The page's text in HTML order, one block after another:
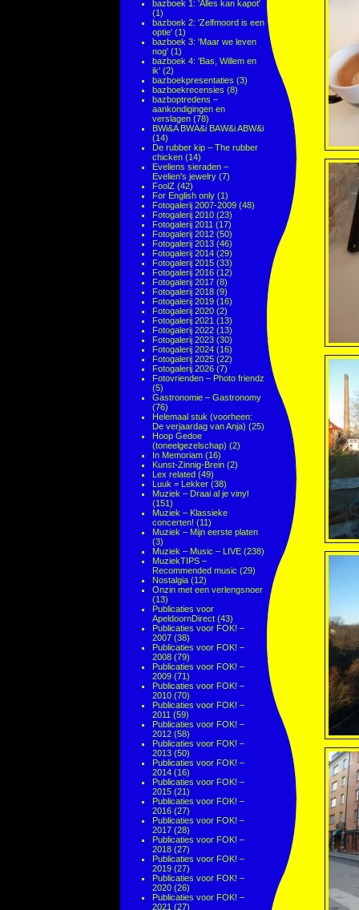
bazboek 1: 'Alles kan kapot'
(1)
bazboek 2: 'Zelfmoord is een
optie' (1)
bazboek 3: 'Maar we leven
nog' (1)
bazboek 4: 'Bas, Willem en
ik' (2)
bazboekpresentaties (3)
bazboekrecensies (8)
bazboptredens –
aankondigingen en
verslagen (78)
BWi&A BWA&i BAW&i ABW&i
(14)
De rubber kip – The rubber
chicken (14)
Eveliens sieraden –
Evelien's jewelry (7)
FoolZ (42)
For English only (1)
Fotogalerij 2007-2009 (48)
Fotogalerij 2010 (23)
Fotogalerij 2011 (17)
Fotogalerij 2012 (50)
Fotogalerij 2013 (46)
Fotogalerij 2014 (29)
Fotogalerij 2015 (33)
Fotogalerij 2016 (12)
Fotogalerij 2017 (8)
Fotogalerij 2018 (9)
Fotogalerij 2019 (16)
Fotogalerij 2020 (2)
Fotogalerij 2021 (13)
Fotogalerij 2022 (13)
Fotogalerij 2023 (30)
Fotogalerij 2024 (16)
Fotogalerij 2025 (22)
Fotogalerij 2026 (7)
Fotovrienden – Photo friendz
(5)
Gastronomie – Gastronomy
(76)
Helemaal stuk (voorheen:
De verjaardag van Anja) (25)
Hoop Gedoe
(toneelgezelschap) (2)
In Memoriam (16)
Kunst-Zinnig-Brein (2)
Lex related (49)
Luuk = Lekker (38)
Muziek – Draai al je vinyl
(151)
Muziek – Klassieke
concerten! (11)
Muziek – Mijn eerste platen
(3)
Muziek – Music – LIVE (238)
MuziekTIPS –
Recommended music (29)
Nostalgia (12)
Onzin met een verlengsnoer
(13)
Publicaties voor
ApeldoornDirect (43)
Publicaties voor FOK! –
2007 (38)
Publicaties voor FOK! –
2008 (79)
Publicaties voor FOK! –
2009 (71)
Publicaties voor FOK! –
2010 (70)
Publicaties voor FOK! –
2011 (59)
Publicaties voor FOK! –
2012 (58)
Publicaties voor FOK! –
2013 (50)
Publicaties voor FOK! –
2014 (16)
Publicaties voor FOK! –
2015 (21)
Publicaties voor FOK! –
2016 (27)
Publicaties voor FOK! –
2017 (28)
Publicaties voor FOK! –
2018 (27)
Publicaties voor FOK! –
2019 (27)
Publicaties voor FOK! –
2020 (26)
Publicaties voor FOK! –
2021 (27)